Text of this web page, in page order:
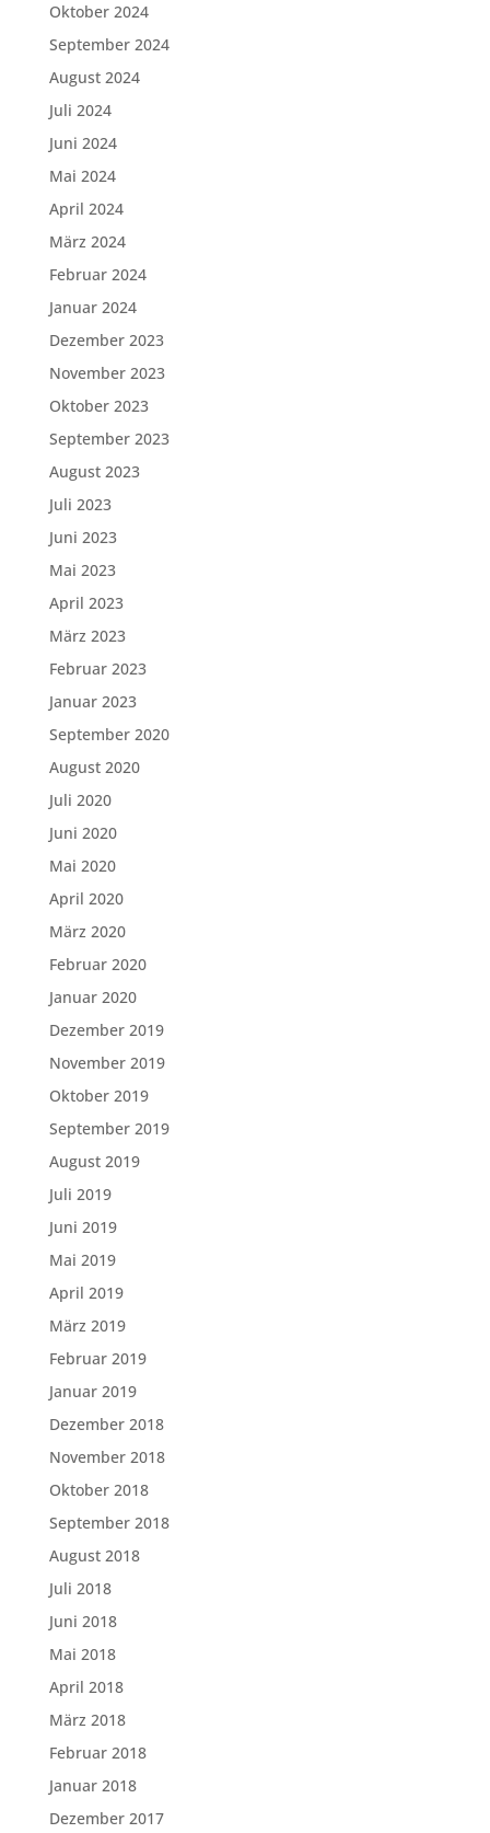
Oktober 2024
September 2024
August 2024
Juli 2024
Juni 2024
Mai 2024
April 2024
März 2024
Februar 2024
Januar 2024
Dezember 2023
November 2023
Oktober 2023
September 2023
August 2023
Juli 2023
Juni 2023
Mai 2023
April 2023
März 2023
Februar 2023
Januar 2023
September 2020
August 2020
Juli 2020
Juni 2020
Mai 2020
April 2020
März 2020
Februar 2020
Januar 2020
Dezember 2019
November 2019
Oktober 2019
September 2019
August 2019
Juli 2019
Juni 2019
Mai 2019
April 2019
März 2019
Februar 2019
Januar 2019
Dezember 2018
November 2018
Oktober 2018
September 2018
August 2018
Juli 2018
Juni 2018
Mai 2018
April 2018
März 2018
Februar 2018
Januar 2018
Dezember 2017